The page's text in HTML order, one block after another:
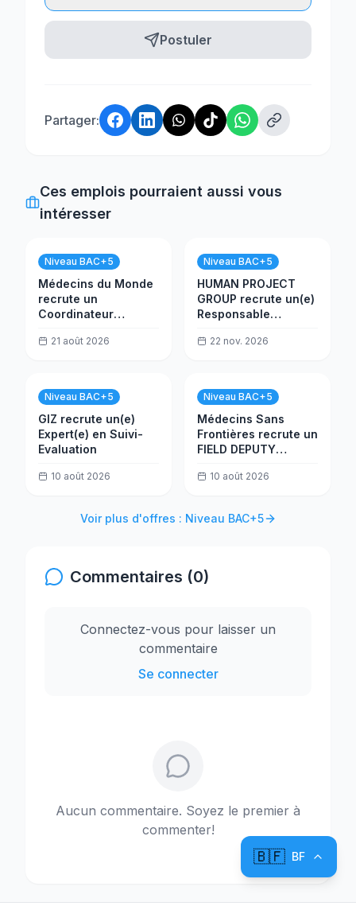
Postuler
Partager:
Ces emplois pourraient aussi vous
intéresser
Niveau BAC+5
Médecins du Monde
recrute un
Coordinateur
21 août 2026
Niveau BAC+5
HUMAN PROJECT
GROUP recrute un(e)
Responsable
Comptable
22 nov. 2026
Niveau BAC+5
GIZ recrute un(e)
Expert(e) en Suivi-
Evaluation
10 août 2026
Niveau BAC+5
Médecins Sans
Frontières recrute un
FIELD DEPUTY
COORDINATOR
10 août 2026
Voir plus d'offres : Niveau BAC+5
Commentaires (0)
Connectez-vous pour laisser un
commentaire
Se connecter
Aucun commentaire. Soyez le premier à
commenter!
🇧🇫 BF